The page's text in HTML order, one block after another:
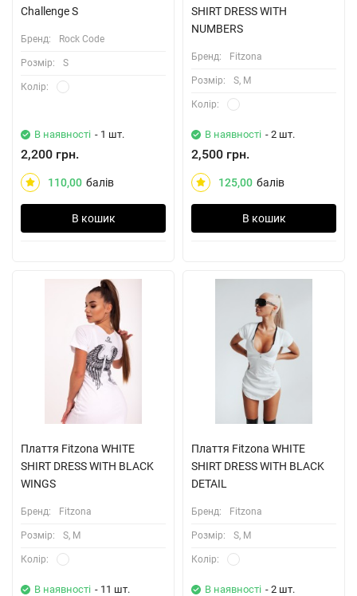
Challenge S
Бренд: Rock Code
Розмiр: S
Колiр:
В наявності - 1 шт.
2,200 грн.
110,00 балів
В кошик
SHIRT DRESS WITH
NUMBERS
Бренд: Fitzona
Розмiр: S, M
Колiр:
В наявності - 2 шт.
2,500 грн.
125,00 балів
В кошик
Плаття Fitzona WHITE
SHIRT DRESS WITH BLACK
WINGS
Бренд: Fitzona
Розмiр: S, M
Колiр:
В наявності - 11 шт.
Плаття Fitzona WHITE
SHIRT DRESS WITH BLACK
DETAIL
Бренд: Fitzona
Розмiр: S, M
Колiр:
В наявності - 2 шт.